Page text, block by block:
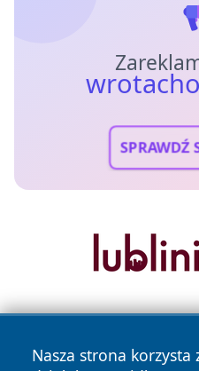
SPRAWDŹ
Nasza strona